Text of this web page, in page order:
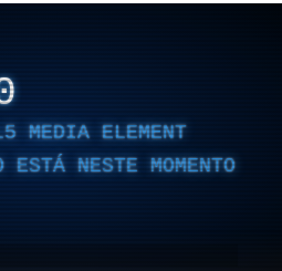
MEDIA ELEMENT
ESTÁ NESTE MOMENTO